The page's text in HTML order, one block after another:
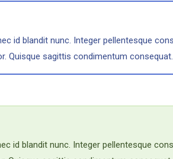
id blandit nunc. Integer pellentesque
Quisque sagittis condimentum consequat.
id blandit nunc. Integer pellentesque